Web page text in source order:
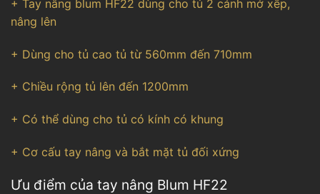
+ Tay nâng blum HF22 dùng cho tủ 2 cánh mở xếp,
nâng lên
+ Dùng cho tủ cao tủ từ 560mm đến 710mm
+ Chiều rộng tủ lên đến 1200mm
+ Có thể dùng cho tủ có kính có khung
+ Cơ cấu tay nâng và bắt mặt tủ đối xứng
Ưu điểm của tay nâng Blum HF22